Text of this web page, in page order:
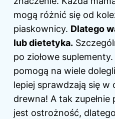
mogą różnić się od
piaskownicy. Dlatego
lub dietetyka.
po ziołowe
pomogą na wiele
lepiej sprawdzają się w
drewna! A tak
jest ostrożność,